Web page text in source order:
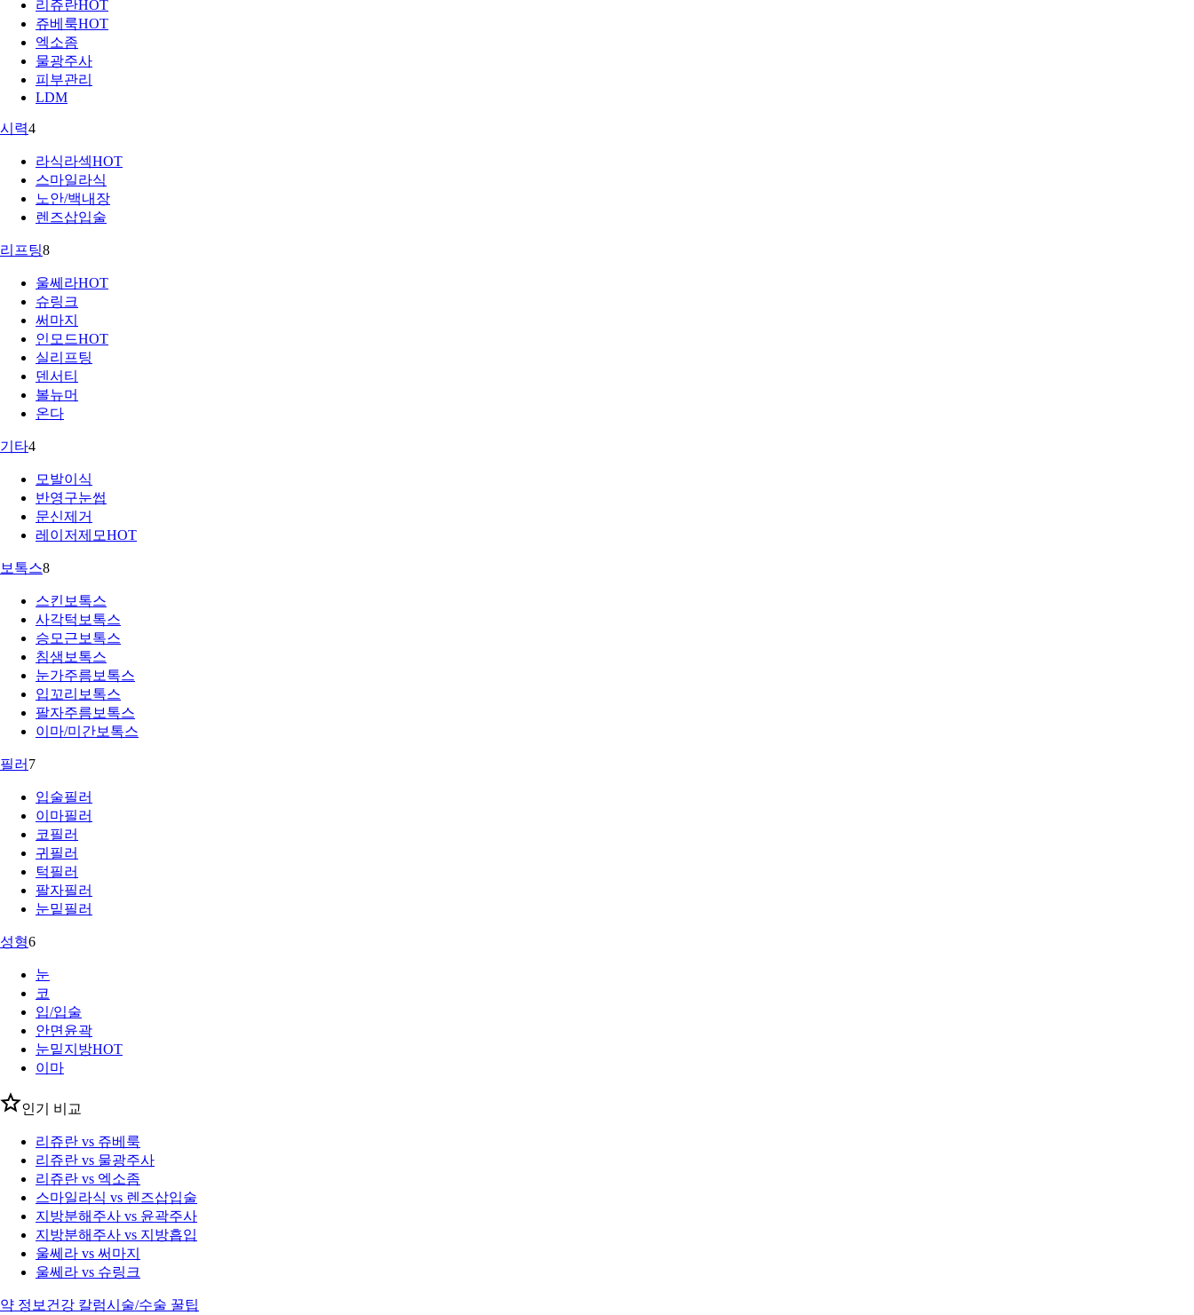
리쥬란HOT
쥬베룩HOT
엑소좀
물광주사
피부관리
LDM
시력4
라식라섹HOT
스마일라식
노안/백내장
렌즈삽입술
리프팅8
울쎄라HOT
슈링크
써마지
인모드HOT
실리프팅
덴서티
볼뉴머
온다
기타4
모발이식
반영구눈썹
문신제거
레이저제모HOT
보톡스8
스킨보톡스
사각턱보톡스
승모근보톡스
침샘보톡스
눈가주름보톡스
입꼬리보톡스
팔자주름보톡스
이마/미간보톡스
필러 7
입술필러
이마필러
코필러
귀필러
턱필러
팔자필러
눈밑필러
성형6
눈
코
입/입술
안면윤곽
눈밑지방HOT
이마
인기 비교
리쥬란 vs 쥬베룩
리쥬란 vs 물광주사
리쥬란 vs 엑소좀
스마일라식 vs 렌즈삽입술
지방분해주사 vs 윤곽주사
지방분해주사 vs 지방흡입
울쎄라 vs 써마지
울쎄라 vs 슈링크
약 정보 건강 칼럼시술/수술 꿀팁